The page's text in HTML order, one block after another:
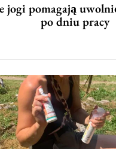
jogi pomagają
po dniu pracy